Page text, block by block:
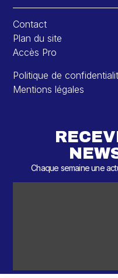
Contact
Plan du site
Accès Pro
Politique de
Mentions légales
Chaque semaine une